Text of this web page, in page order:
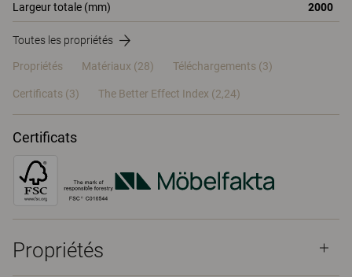
Largeur totale (mm) 2000
Toutes les propriétés
Propriétés Matériaux (28) Téléchargements (3)
Certificats (3) The Better Effect Index (2,24)
Certificats
Propriétés